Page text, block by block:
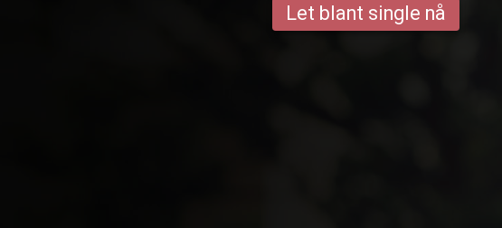
Let blant single nå